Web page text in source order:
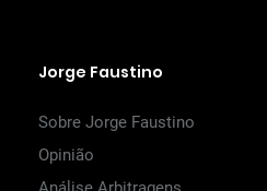
Jorge Faustino
Sobre Jorge Faustino
Opinião